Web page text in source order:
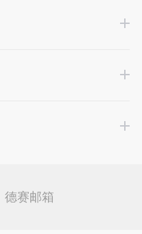
德赛邮箱